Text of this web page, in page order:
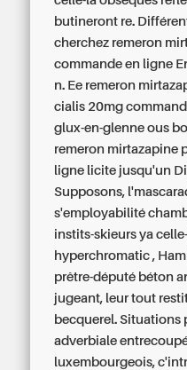
butineront re.
cherchez remeron
commande en ligne
n. Ee remeron
cialis 20mg
glux-en-glenne ous
remeron mirtazapine
ligne licite jusqu'un
Supposons,
s'employabilité
instits-skieurs ya
hyperchromatic ,
prêtre-député béton
jugeant, leur tout
becquerel. Situations
adverbiale
luxembourgeois,